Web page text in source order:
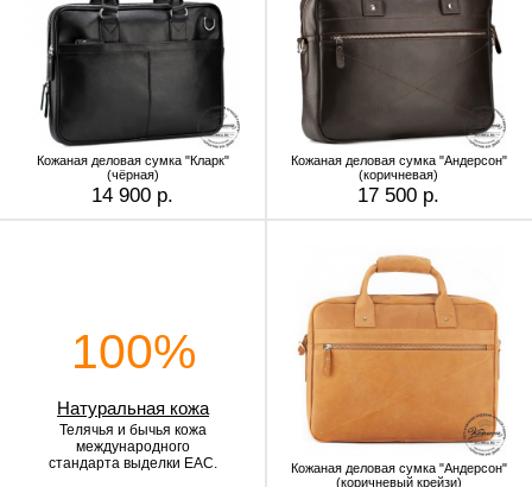
Кожаная деловая сумка "Кларк"
(чёрная)
14 900 р.
Кожаная деловая сумка "Андерсон"
(коричневая)
17 500 р.
100%
Натуральная кожа
Телячья и бычья кожа
международного
стандарта выделки EAC.
Кожаная деловая сумка "Андерсон"
(коричневый крейзи)